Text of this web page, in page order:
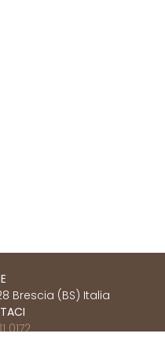
Brescia (BS) Italia
0172